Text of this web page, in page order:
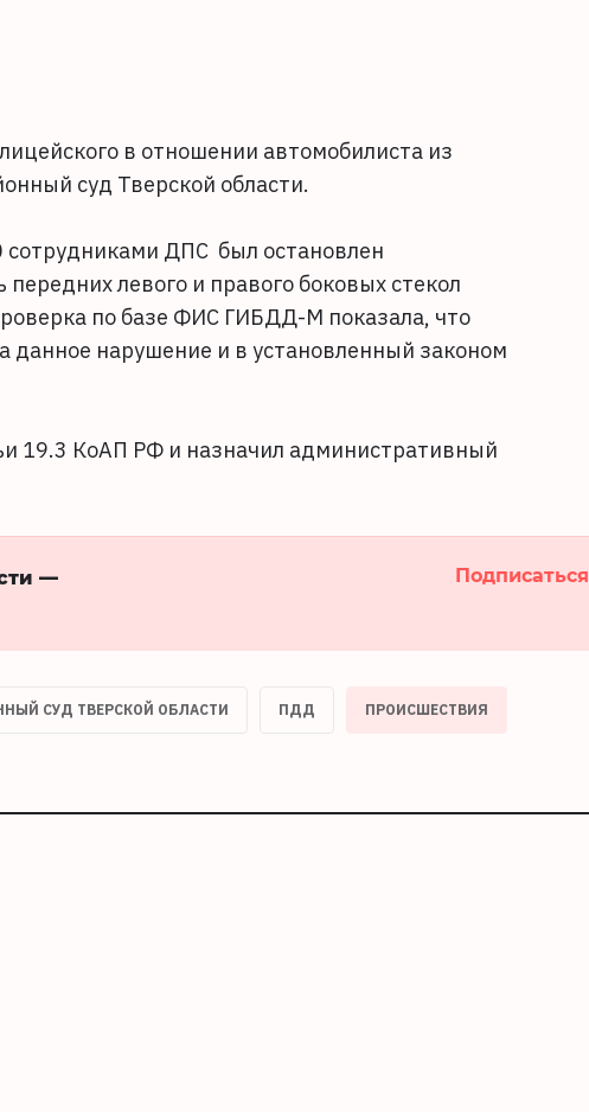
в отношении автомобилиста из
суд Тверской области.
ДПС был остановлен
левого и правого боковых стекол
по базе ФИС ГИБДД-М показала, что
данное нарушение и в установленный законом
19.3 КоАП РФ и назначил административный
—
Подписаться
СУД ТВЕРСКОЙ ОБЛАСТИ ПДД ПРОИСШЕСТВИЯ